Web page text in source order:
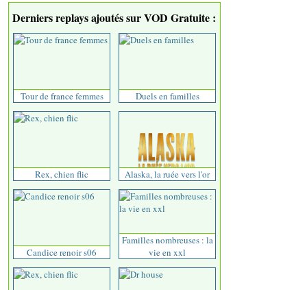
Derniers replays ajoutés sur VOD Gratuite :
Tour de france femmes Duels en familles
Rex, chien flic Alaska, la ruée vers l'or
Candice renoir s06
Familles nombreuses : la
vie en xxl